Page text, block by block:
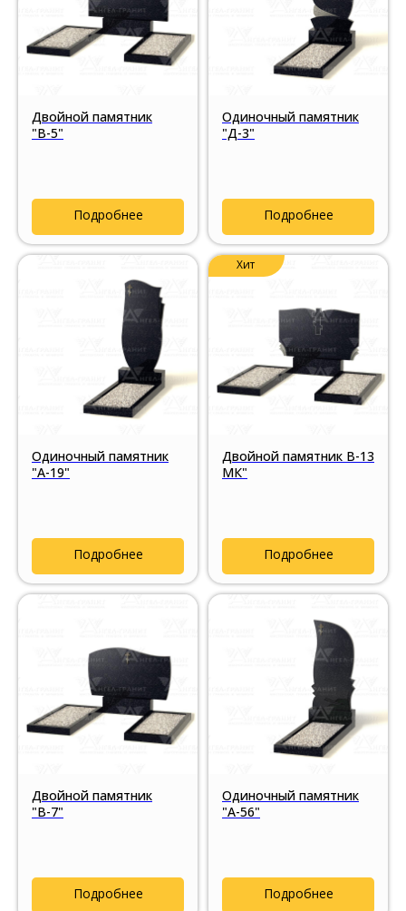
Двойной памятник
"В-5"
Подробнее
Одиночный памятник
"Д-3"
Подробнее
Одиночный памятник
"А-19"
Подробнее
Хит
Двойной памятник В-13
МК"
Подробнее
Двойной памятник
"В-7"
Подробнее
Одиночный памятник
"А-56"
Подробнее